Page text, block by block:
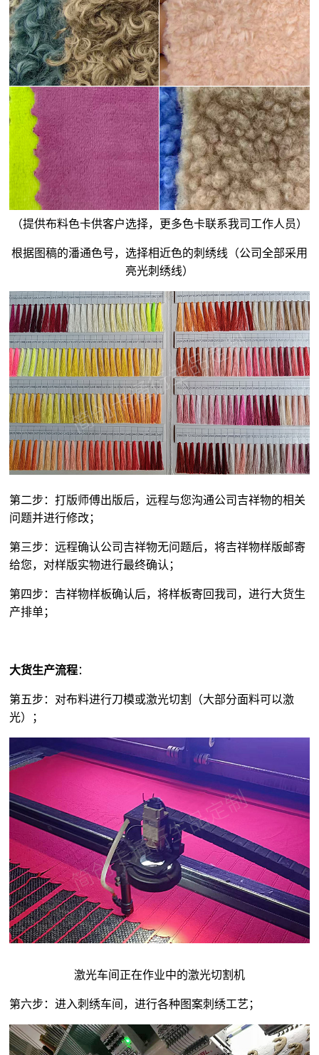
（提供布料色卡供客户选择，更多色卡联系我司工作人员）
根据图稿的潘通色号，选择相近色的刺绣线（公司全部采用
亮光刺绣线）
第二步：打版师傅出版后，远程与您沟通公司吉祥物的相关
问题并进行修改；
第三步：远程确认公司吉祥物无问题后，将吉祥物样版邮寄
给您，对样版实物进行最终确认；
第四步：吉祥物样板确认后，将样板寄回我司，进行大货生
产排单；
大货生产流程：
第五步：对布料进行刀模或激光切割（大部分面料可以激
光）；
激光车间正在作业中的激光切割机
第六步：进入刺绣车间，进行各种图案刺绣工艺；